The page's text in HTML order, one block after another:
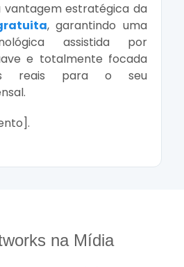
vantagem estratégica da
, garantindo uma
assistida por
e totalmente focada
reais para o seu
na Mídia